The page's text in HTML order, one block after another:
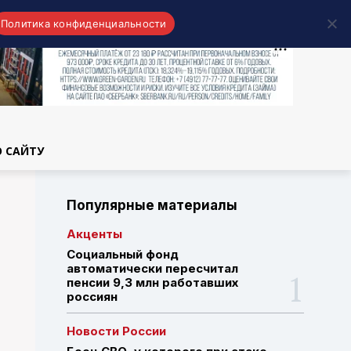
САЙТУ
Популярные материалы
Акценты
Социальный фонд
автоматически пересчитал
пенсии 9,3 млн работавших
россиян
Новости России
Политика конфиденциальности